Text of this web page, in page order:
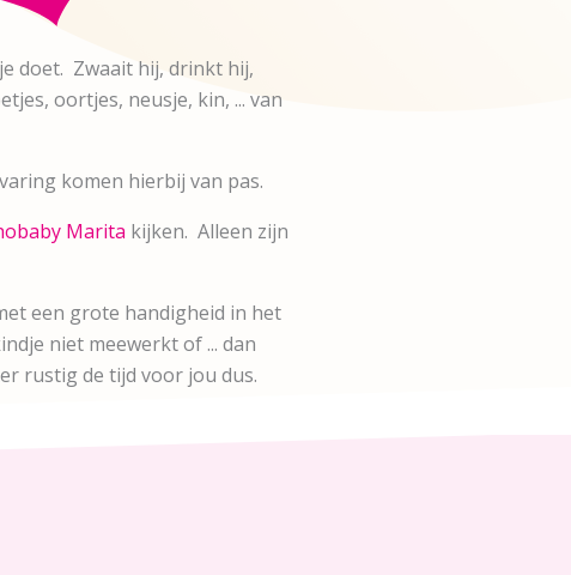
doet. Zwaait hij, drinkt hij,
oortjes, neusje, kin, ... van
komen hierbij van pas.
Marita kijken. Alleen zijn
een grote handigheid in het
niet meewerkt of ... dan
rustig de tijd voor jou dus.